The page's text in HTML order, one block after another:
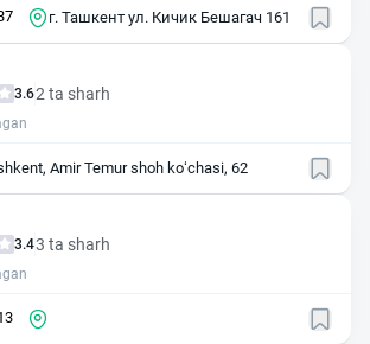
г. Ташкент ул. Кичик Бешагач 161
3.62 ta sharh
Amir Temur shoh koʻchasi, 62
3.43 ta sharh